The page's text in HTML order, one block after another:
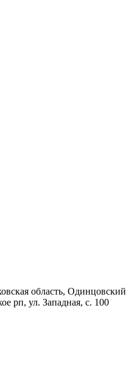
область, Одинцовский
рп, ул. Западная, с. 100